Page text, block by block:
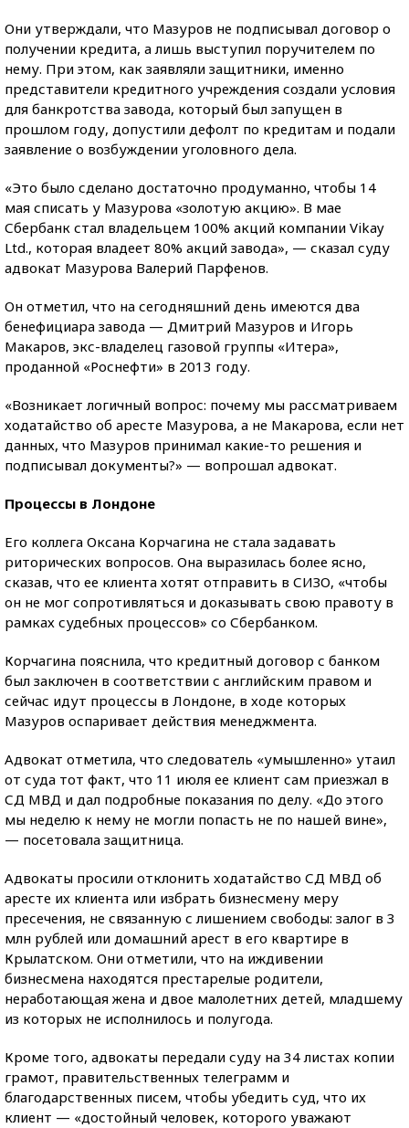
Они утверждали, что Мазуров не подписывал договор о
получении кредита, а лишь выступил поручителем по
нему. При этом, как заявляли защитники, именно
представители кредитного учреждения создали условия
для банкротства завода, который был запущен в
прошлом году, допустили дефолт по кредитам и подали
заявление о возбуждении уголовного дела.
«Это было сделано достаточно продуманно, чтобы 14
мая списать у Мазурова «золотую акцию». В мае
Сбербанк стал владельцем 100% акций компании Vikay
Ltd., которая владеет 80% акций завода», — сказал суду
адвокат Мазурова Валерий Парфенов.
Он отметил, что на сегодняшний день имеются два
бенефициара завода — Дмитрий Мазуров и Игорь
Макаров, экс-владелец газовой группы «Итера»,
проданной «Роснефти» в 2013 году.
«Возникает логичный вопрос: почему мы рассматриваем
ходатайство об аресте Мазурова, а не Макарова, если нет
данных, что Мазуров принимал какие-то решения и
подписывал документы?» — вопрошал адвокат.
Процессы в Лондоне
Его коллега Оксана Корчагина не стала задавать
риторических вопросов. Она выразилась более ясно,
сказав, что ее клиента хотят отправить в СИЗО, «чтобы
он не мог сопротивляться и доказывать свою правоту в
рамках судебных процессов» со Сбербанком.
Корчагина пояснила, что кредитный договор с банком
был заключен в соответствии с английским правом и
сейчас идут процессы в Лондоне, в ходе которых
Мазуров оспаривает действия менеджмента.
Адвокат отметила, что следователь «умышленно» утаил
от суда тот факт, что 11 июля ее клиент сам приезжал в
СД МВД и дал подробные показания по делу. «До этого
мы неделю к нему не могли попасть не по нашей вине»,
— посетовала защитница.
Адвокаты просили отклонить ходатайство СД МВД об
аресте их клиента или избрать бизнесмену меру
пресечения, не связанную с лишением свободы: залог в 3
млн рублей или домашний арест в его квартире в
Крылатском. Они отметили, что на иждивении
бизнесмена находятся престарелые родители,
неработающая жена и двое малолетних детей, младшему
из которых не исполнилось и полугода.
Кроме того, адвокаты передали суду на 34 листах копии
грамот, правительственных телеграмм и
благодарственных писем, чтобы убедить суд, что их
клиент — «достойный человек, которого уважают